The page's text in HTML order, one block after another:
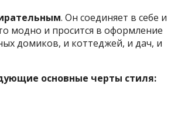
. Он соединяет в себе и
модно и просится в оформление
домиков, и коттеджей, и дач, и
основные черты стиля: